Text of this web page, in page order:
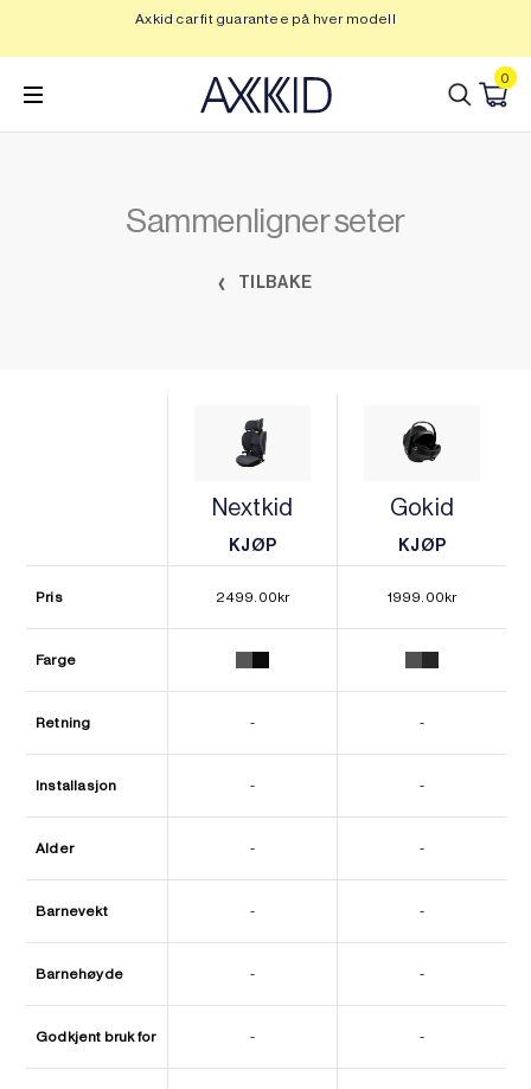
innhold
Axkid car fit guarantee på hver modell
0
Sammenligner seter
TILBAKE
Nextkid
KJØP
KJØP
Gokid
KJØP
KJØP
Pris 2499.00kr 1999.00kr
Farge
Retning - -
Installasjon - -
Alder - -
Barnevekt - -
Barnehøyde - -
Godkjent bruk for - -